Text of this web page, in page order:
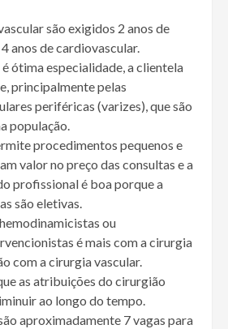
são exigidos 2 anos de
anos de cardiovascular.
ótima especialidade, a clientela
principalmente pelas
periféricas (varizes), que são
população.
procedimentos pequenos e
valor no preço das consultas e a
profissional é boa porque a
são eletivas.
ou
é mais com a cirurgia
com a cirurgia vascular.
as atribuições do cirurgião
ao longo do tempo.
aproximadamente 7 vagas para